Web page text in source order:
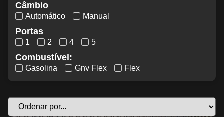
Câmbio
Automático Manual
Portas
1 2 4 5
Combustível:
Gasolina Gnv Flex Flex